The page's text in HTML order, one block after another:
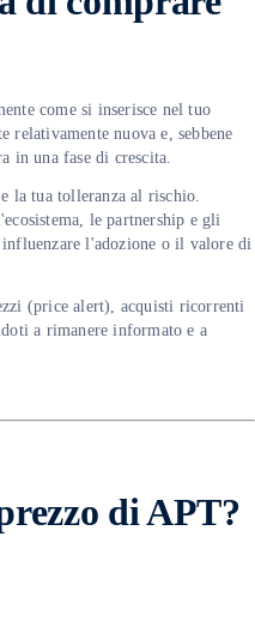
come si inserisce nel tuo
relativamente nuova e, sebbene
in una fase di crescita.
la tua tolleranza al rischio.
le partnership e gli
l'adozione o il valore di
(price alert), acquisti ricorrenti
a rimanere informato e a
di APT?